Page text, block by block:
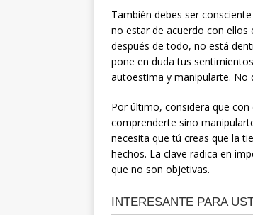
También debes ser
no estar de acuerdo con ellos
después de todo, no está
pone en duda tus
autoestima y manipularte. No
Por último, considera que
comprenderte sino
necesita que tú creas que la
hechos. La clave radica en
que no son objetivas.